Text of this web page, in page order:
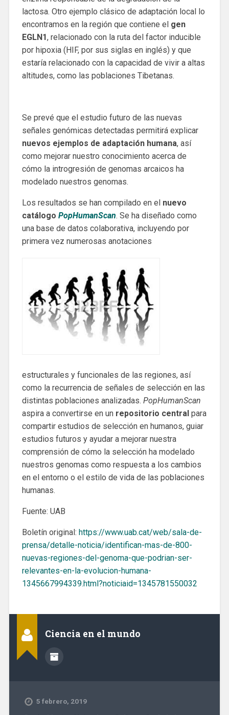
lactosa. Otro ejemplo clásico de adaptación local lo
encontramos en la región que contiene el gen
EGLN1, relacionado con la ruta del factor inducible
por hipoxia (HIF, por sus siglas en inglés) y que
estaría relacionado con la capacidad de vivir a altas
altitudes, como las poblaciones Tibetanas.
Se prevé que el estudio futuro de las nuevas
señales genómicas detectadas permitirá explicar
nuevos ejemplos de adaptación humana, así
como mejorar nuestro conocimiento acerca de
cómo la introgresión de genomas arcaicos ha
modelado nuestros genomas.
Los resultados se han compilado en el nuevo
catálogo PopHumanScan. Se ha diseñado como
una base de datos colaborativa, incluyendo por
primera vez numerosas anotaciones
estructurales y funcionales de las regiones, así
como la recurrencia de señales de selección en las
distintas poblaciones analizadas. PopHumanScan
aspira a convertirse en un repositorio central para
compartir estudios de selección en humanos, guiar
estudios futuros y ayudar a mejorar nuestra
comprensión de cómo la selección ha modelado
nuestros genomas como respuesta a los cambios
en el entorno o el estilo de vida de las poblaciones
humanas.
Fuente: UAB
Boletín original: https://www.uab.cat/web/sala-de-
prensa/detalle-noticia/identifican-mas-de-800-
nuevas-regiones-del-genoma-que-podrian-ser-
relevantes-en-la-evolucion-humana-
1345667994339.html?noticiaid=1345781550032
Ciencia en el mundo
5 febrero, 2019